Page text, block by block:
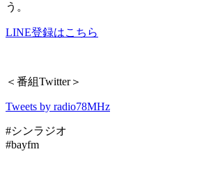
う。
LINE登録はこちら
＜番組Twitter＞
Tweets by radio78MHz
#シンラジオ
#bayfm